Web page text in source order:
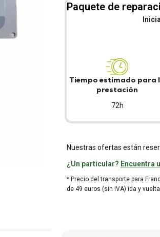
Paquete de
Tiempo estimado para
prestación
72h
Nuestras ofertas están
¿Un particular? Encuentra
* Precio del transporte para
de 49 euros (sin IVA) ida y